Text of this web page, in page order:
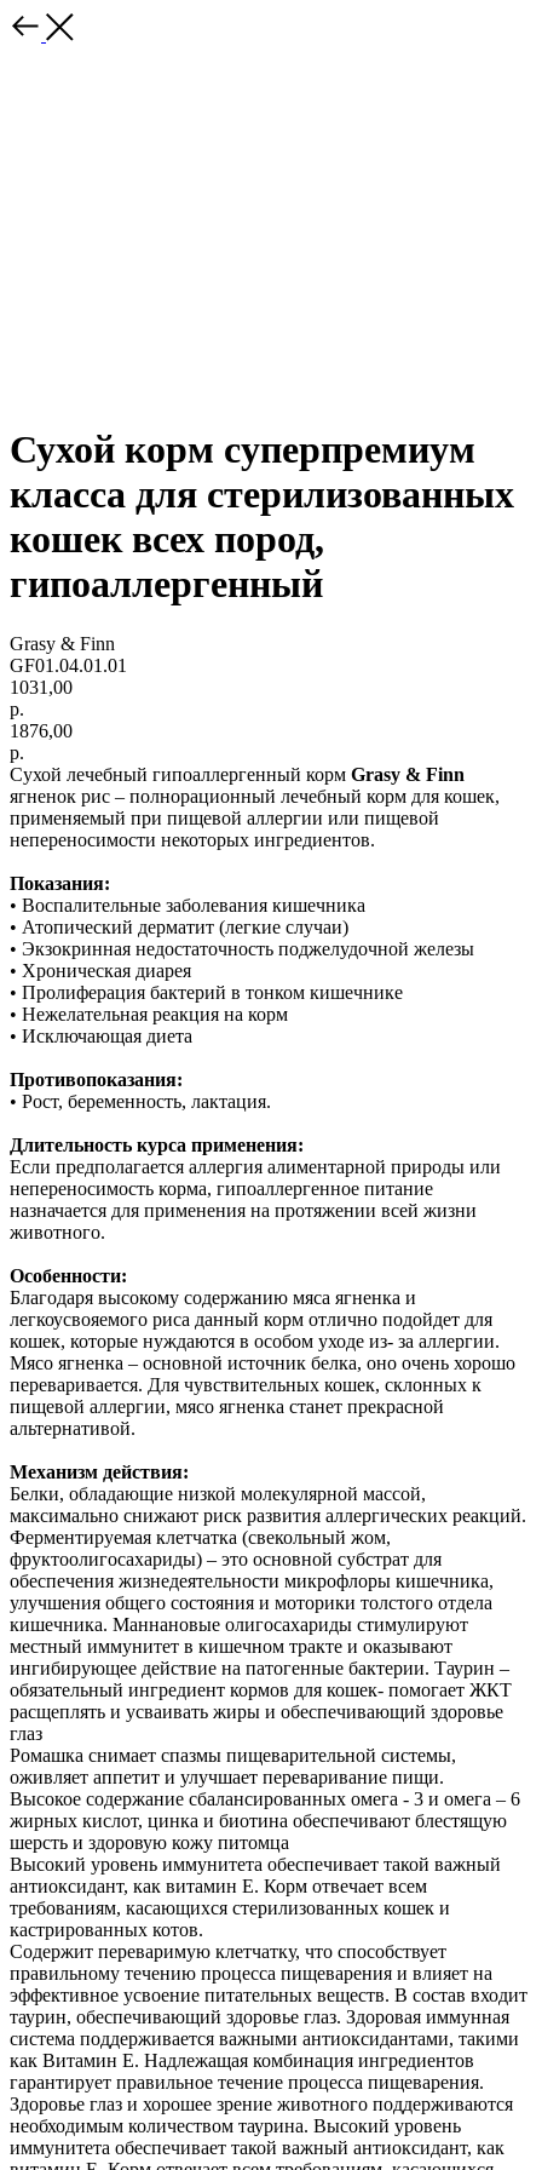
Сухой корм суперпремиум
класса для стерилизованных
кошек всех пород,
гипоаллергенный
Grasy & Finn
GF01.04.01.01
1031,00
р.
1876,00
р.
Сухой лечебный гипоаллергенный корм Grasy & Finn
ягненок рис – полнорационный лечебный корм для кошек,
применяемый при пищевой аллергии или пищевой
непереносимости некоторых ингредиентов.
Показания:
• Воспалительные заболевания кишечника
• Атопический дерматит (легкие случаи)
• Экзокринная недостаточность поджелудочной железы
• Хроническая диарея
• Пролиферация бактерий в тонком кишечнике
• Нежелательная реакция на корм
• Исключающая диета
Противопоказания:
• Рост, беременность, лактация.
Длительность курса применения:
Если предполагается аллергия алиментарной природы или
непереносимость корма, гипоаллергенное питание
назначается для применения на протяжении всей жизни
животного.
Особенности:
Благодаря высокому содержанию мяса ягненка и
легкоусвояемого риса данный корм отлично подойдет для
кошек, которые нуждаются в особом уходе из- за аллергии.
Мясо ягненка – основной источник белка, оно очень хорошо
переваривается. Для чувствительных кошек, склонных к
пищевой аллергии, мясо ягненка станет прекрасной
альтернативой.
Механизм действия:
Белки, обладающие низкой молекулярной массой,
максимально снижают риск развития аллергических реакций.
Ферментируемая клетчатка (свекольный жом,
фруктоолигосахариды) – это основной субстрат для
обеспечения жизнедеятельности микрофлоры кишечника,
улучшения общего состояния и моторики толстого отдела
кишечника. Маннановые олигосахариды стимулируют
местный иммунитет в кишечном тракте и оказывают
ингибирующее действие на патогенные бактерии. Таурин –
обязательный ингредиент кормов для кошек- помогает ЖКТ
расщеплять и усваивать жиры и обеспечивающий здоровье
глаз
Ромашка снимает спазмы пищеварительной системы,
оживляет аппетит и улучшает переваривание пищи.
Высокое содержание сбалансированных омега - 3 и омега – 6
жирных кислот, цинка и биотина обеспечивают блестящую
шерсть и здоровую кожу питомца
Высокий уровень иммунитета обеспечивает такой важный
антиоксидант, как витамин Е. Корм отвечает всем
требованиям, касающихся стерилизованных кошек и
кастрированных котов.
Содержит переваримую клетчатку, что способствует
правильному течению процесса пищеварения и влияет на
эффективное усвоение питательных веществ. В состав входит
таурин, обеспечивающий здоровье глаз. Здоровая иммунная
система поддерживается важными антиоксидантами, такими
как Витамин Е. Надлежащая комбинация ингредиентов
гарантирует правильное течение процесса пищеварения.
Здоровье глаз и хорошее зрение животного поддерживаются
необходимым количеством таурина. Высокий уровень
иммунитета обеспечивает такой важный антиоксидант, как